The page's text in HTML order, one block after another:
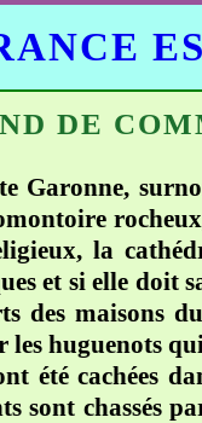
DE
Garonne,
la
et si elle doit
des maisons
huguenots
été cachées
sont chassés